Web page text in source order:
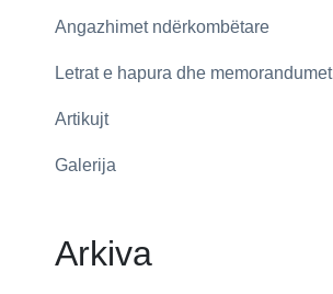
Angazhimet ndërkombëtare
Letrat e hapura dhe memorandumet
Artikujt
Galerija
Arkiva